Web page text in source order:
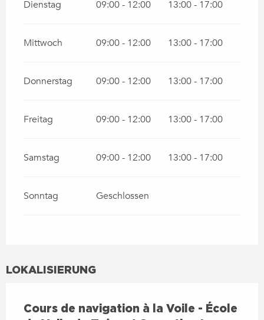
Dienstag 09:00 - 12:00 13:00 - 17:00
Mittwoch 09:00 - 12:00 13:00 - 17:00
Donnerstag 09:00 - 12:00 13:00 - 17:00
Freitag 09:00 - 12:00 13:00 - 17:00
Samstag 09:00 - 12:00 13:00 - 17:00
Sonntag Geschlossen
LOKALISIERUNG
Cours de navigation à la Voile - École